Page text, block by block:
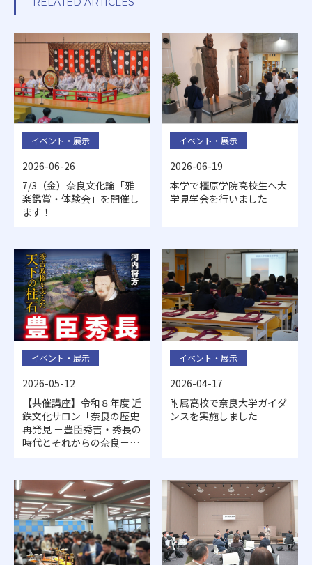
イベント・展示
2026-06-26
7/3（金）奈良文化論「雅
楽鑑賞・体験会」を開催し
ます！
イベント・展示
2026-06-19
本学で橿原学院高校生へ大
学見学会を行いました
イベント・展示
2026-05-12
【共催講座】令和８年度 近
鉄文化サロン「奈良の歴史
再発見 －豊臣秀吉・秀長の
時代とそれからの奈良－」
イベント・展示
2026-04-17
附属高校で奈良大学ガイダ
ンスを実施しました